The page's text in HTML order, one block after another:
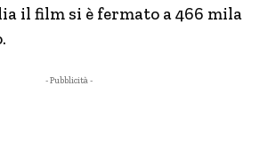
il film si è fermato a 466 mila
- Pubblicità -